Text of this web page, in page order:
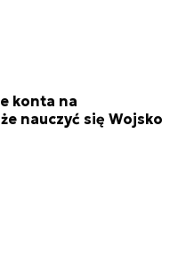
konta na
nauczyć się Wojsko